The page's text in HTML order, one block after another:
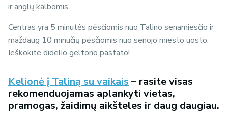
ir anglų kalbomis.
Centras yra 5 minutės pėsčiomis nuo Talino senamiesčio ir
maždaug 10 minučių pėsčiomis nuo senojo miesto uosto.
Ieškokite didelio geltono pastato!
Kelionė į Taliną su vaikais – rasite visas
rekomenduojamas aplankyti vietas,
pramogas, žaidimų aikšteles ir daug daugiau.